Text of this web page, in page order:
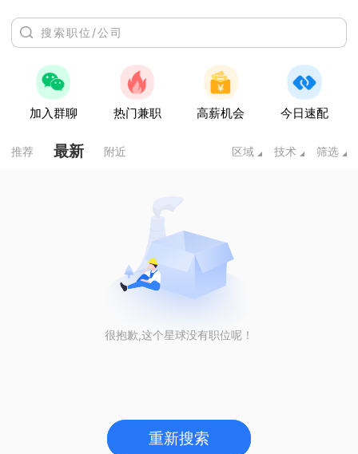
加入群聊 热门兼职 高薪机会 今日速配
推荐 最新 附近 区域 技术 筛选
很抱歉,这个星球没有职位呢！
重新搜索